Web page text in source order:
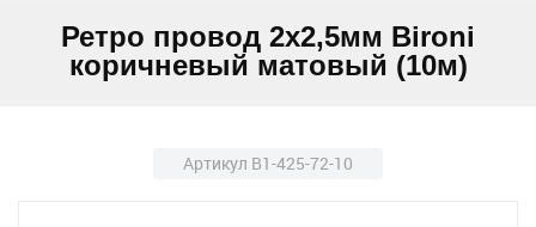
Ретро провод 2х2,5мм Bironi
коричневый матовый (10м)
Артикул B1-425-72-10